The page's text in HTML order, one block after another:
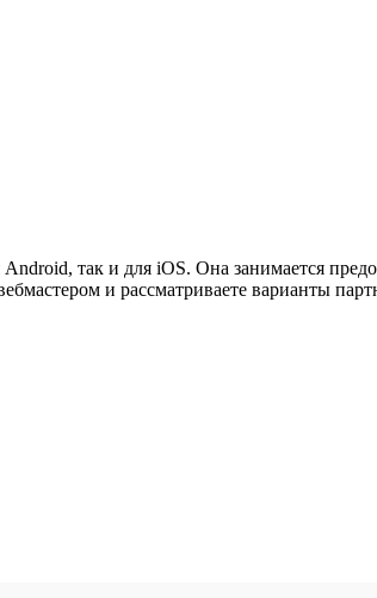
так и для iOS. Она занимается
и рассматриваете варианты